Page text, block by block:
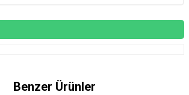
Benzer Ürünler